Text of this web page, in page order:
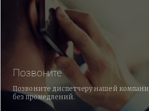
Позвоните
Позвоните диспетчеру нашей
без промедлений.